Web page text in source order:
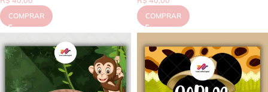
COMPRAR COMPRAR